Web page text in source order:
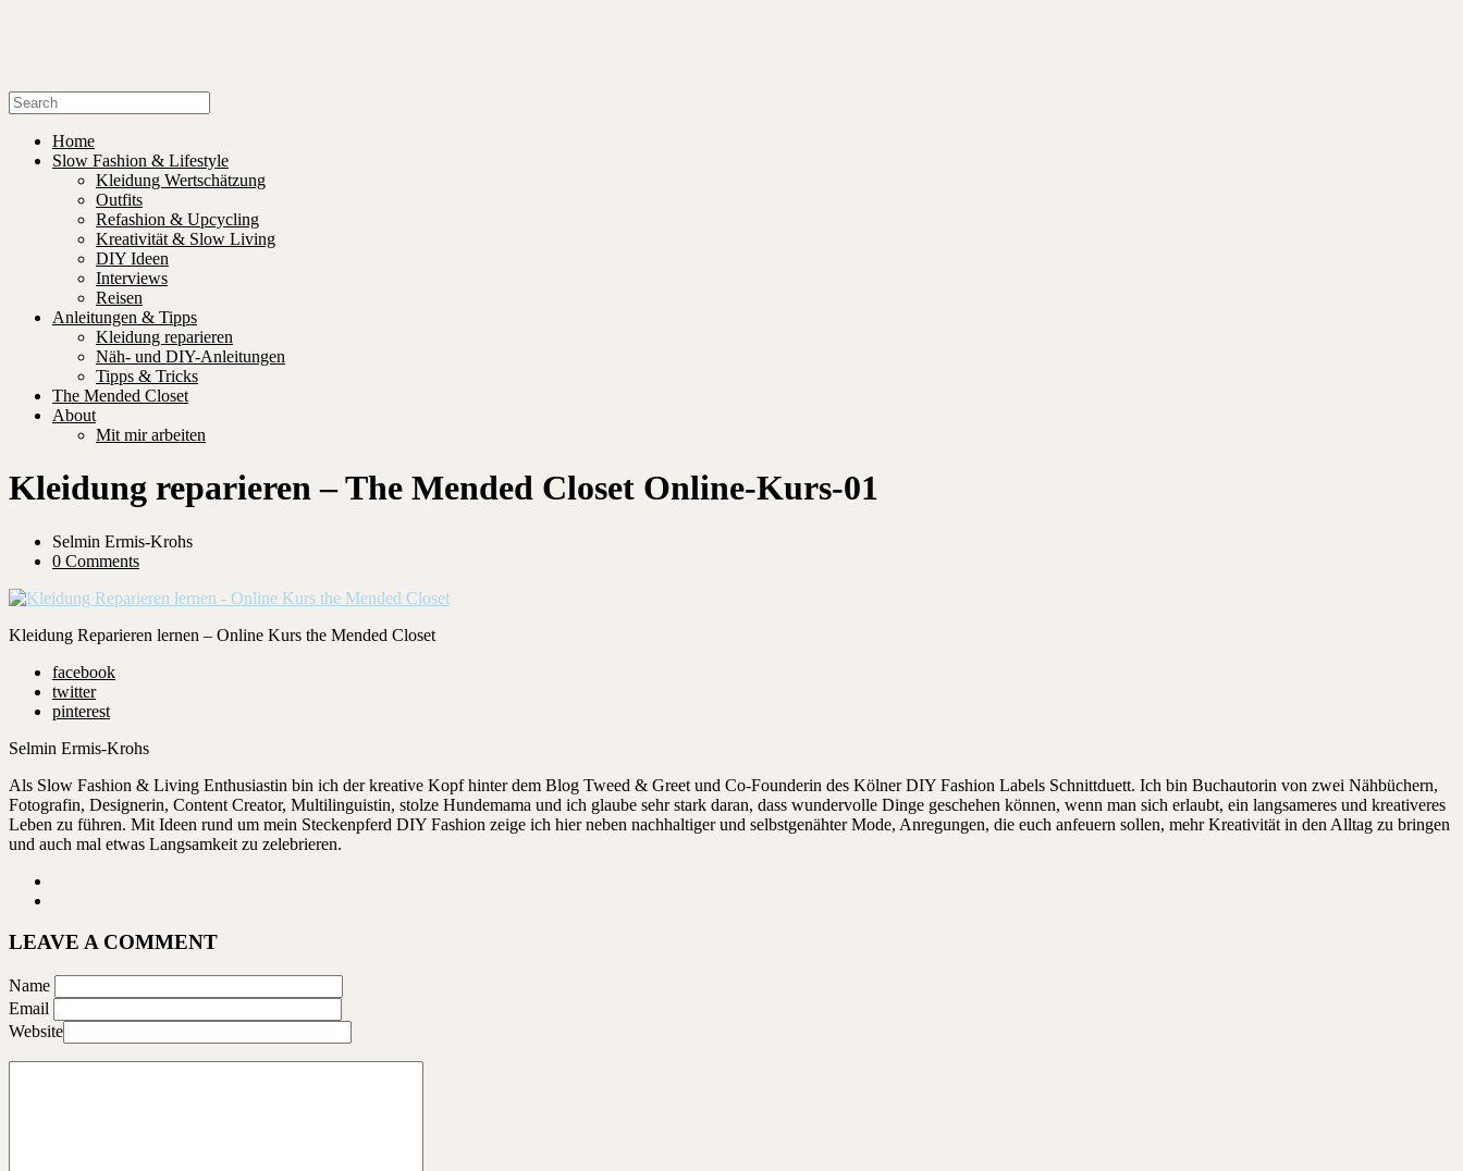
Home
Slow Fashion & Lifestyle
Kleidung Wertschätzung
Outfits
Refashion & Upcycling
Kreativität & Slow Living
DIY Ideen
Interviews
Reisen
Anleitungen & Tipps
Kleidung reparieren
Näh- und DIY-Anleitungen
Tipps & Tricks
The Mended Closet
About
Mit mir arbeiten
Kleidung reparieren – The Mended Closet Online-Kurs-01
Selmin Ermis-Krohs
0 Comments
Kleidung Reparieren lernen – Online Kurs the Mended Closet
facebook
twitter
pinterest
Selmin Ermis-Krohs
Als Slow Fashion & Living Enthusiastin bin ich der kreative Kopf hinter dem Blog Tweed & Greet und Co-Founderin des Kölner DIY Fashion Labels Schnittduett. Ich bin Buchautorin von zwei Nähbüchern,
Fotografin, Designerin, Content Creator, Multilinguistin, stolze Hundemama und ich glaube sehr stark daran, dass wundervolle Dinge geschehen können, wenn man sich erlaubt, ein langsameres und kreativeres
Leben zu führen. Mit Ideen rund um mein Steckenpferd DIY Fashion zeige ich hier neben nachhaltiger und selbstgenähter Mode, Anregungen, die euch anfeuern sollen, mehr Kreativität in den Alltag zu bringen
und auch mal etwas Langsamkeit zu zelebrieren.
LEAVE A COMMENT
Name
Email
Website